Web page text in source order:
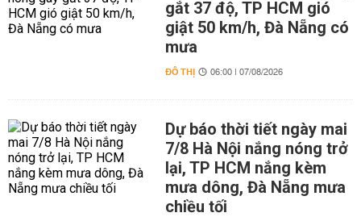
gắt 37 độ, TP HCM gió
giật 50 km/h, Đà Nẵng có
mưa
ĐÔ THỊ 06:00 | 07/08/2026
Dự báo thời tiết ngày mai
7/8 Hà Nội nắng nóng trở
lại, TP HCM nắng kèm
mưa dông, Đà Nẵng mưa
chiều tối